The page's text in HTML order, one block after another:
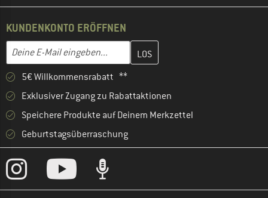
KUNDENKONTO ERÖFFNEN
E-Mail-Adresse
Gib hier deine E-Mail-Adresse ein und erstelle im nächsten
5€ Willkommensrabatt **
Exklusiver Zugang zu Rabattaktionen
Speichere Produkte auf Deinem Merkzettel
Geburtstagsüberraschung